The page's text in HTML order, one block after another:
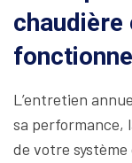
chaudière
L’entretien
sa performance,
de votre